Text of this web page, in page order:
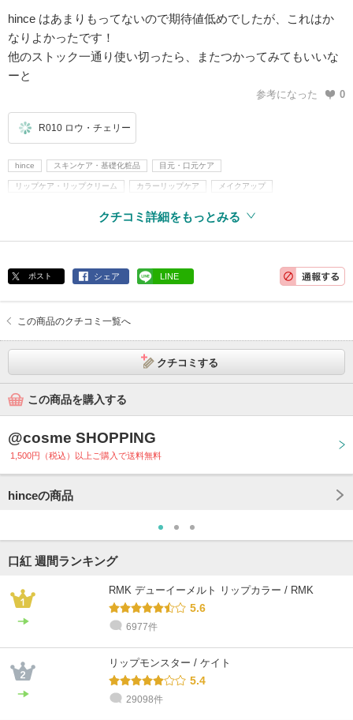
hince はあまりもってないので期待値低めでしたが、これはか
なりよかったです！
他のストック一通り使い切ったら、またつかってみてもいいな
ーと
参考になった 0
R010 ロウ・チェリー
hince スキンケア・基礎化粧品 目元・口元ケア
リップケア・リップクリーム カラーリップケア メイクアップ
クチコミ詳細をもっとみる
ポスト シェア LINE
この商品のクチコミ一覧へ
クチコミする
この商品を購入する
@cosme SHOPPING
1,500円（税込）以上ご購入で送料無料
hinceの商品
口紅 週間ランキング
RMK デューイーメルト リップカラー / RMK
5.6
6977件
リップモンスター / ケイト
5.4
29098件